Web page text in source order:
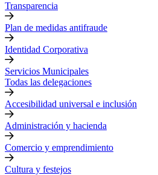
Transparencia
Plan de medidas antifraude
Identidad Corporativa
Servicios Municipales
Todas las delegaciones
Accesibilidad universal e inclusión
Administración y hacienda
Comercio y emprendimiento
Cultura y festejos